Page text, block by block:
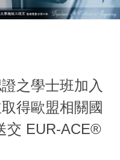
之學士班加入
得歐盟相關國
交 EUR-ACE®